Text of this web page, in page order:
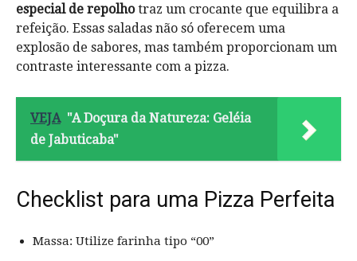
especial de repolhotraz um crocante que equilibra a
refeição. Essas saladas não só oferecem uma
explosão de sabores, mas também proporcionam um
contraste interessante com a pizza.
VEJA "A Doçura da Natureza: Geléia
de Jabuticaba"
Checklist para uma Pizza Perfeita
Massa: Utilize farinha tipo “00”